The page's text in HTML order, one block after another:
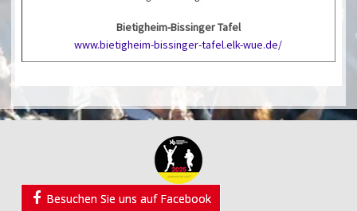
Bietigheim-Bissinger Tafel
www.bietigheim-bissinger-tafel.elk-wue.de/
Besuchen Sie uns auf Facebook